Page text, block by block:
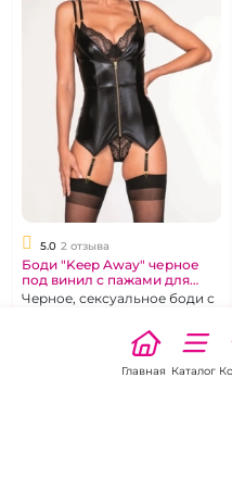
5.0 2 отзыва
Боди "Keep Away" черное
под винил с пажами для
чулок на молнии 48-50
Черное, сексуальное боди с
пажами для чулок и
застёжкой на молнии.
Главная Каталог